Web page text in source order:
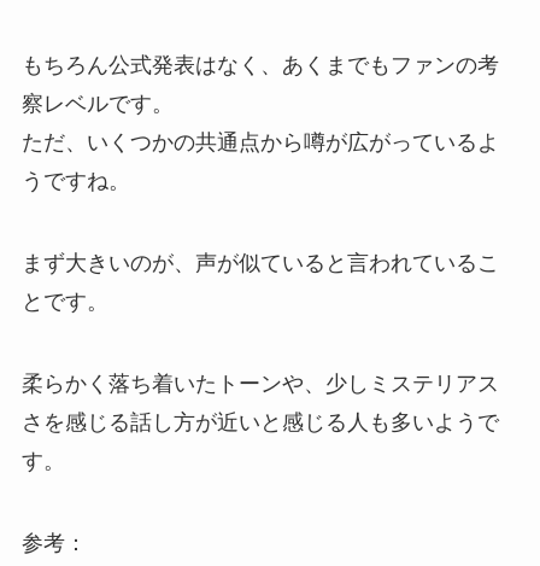
もちろん公式発表はなく、あくまでもファンの考
察レベルです。
ただ、いくつかの共通点から噂が広がっているよ
うですね。
まず大きいのが、声が似ていると言われているこ
とです。
柔らかく落ち着いたトーンや、少しミステリアス
さを感じる話し方が近いと感じる人も多いようで
す。
参考：